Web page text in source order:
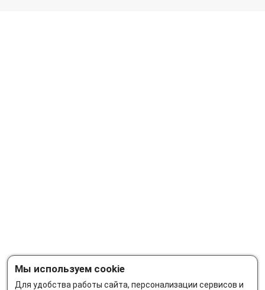
Мы используем cookie
Для удобства работы сайта, персонализации сервисов и